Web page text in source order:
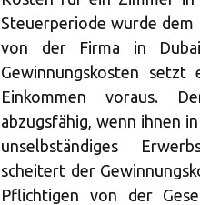
Steuerperiode wurde dem
von der Firma in
Gewinnungskosten setzt
Einkommen voraus.
abzugsfähig, wenn ihnen
unselbständiges
scheitert der
Pflichtigen von der